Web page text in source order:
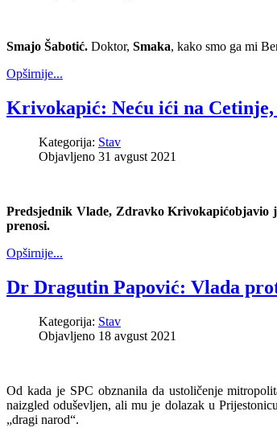
Smajo Šabotić. Doktor, Smaka, kako smo ga mi
Opširnije...
Krivokapić: Neću ići na
Kategorija: Stav
Objavljeno 31 avgust 2021
Predsjednik Vlade, Zdravko Krivokapićobjavio
prenosi.
Opširnije...
Dr Dragutin Papović: Vlada
Kategorija: Stav
Objavljeno 18 avgust 2021
Od kada je SPC obznanila da ustoličenje
naizgled oduševljen, ali mu je dolazak u
„dragi narod“.